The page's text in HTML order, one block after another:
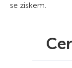
se ziskem.